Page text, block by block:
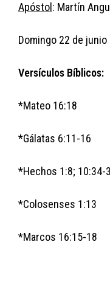
Apóstol : Martín
Domingo 22 de
Versículos Bíblicos:
*Mateo 16:18
*Gálatas 6:11-16
*Hechos 1:8; 10:34-
*Colosenses 1:13
*Marcos 16:15-18